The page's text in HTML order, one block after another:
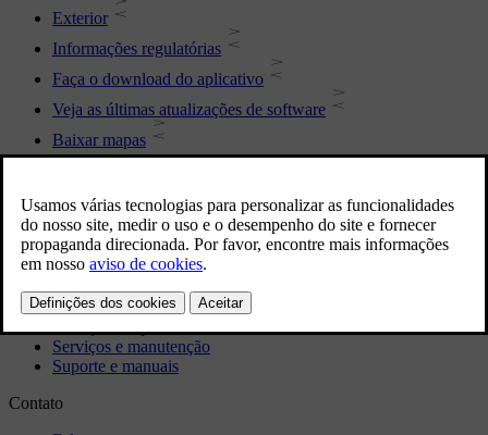
Exterior
Informações regulatórias
Faça o download do aplicativo
Veja as últimas atualizações de software
Baixar mapas